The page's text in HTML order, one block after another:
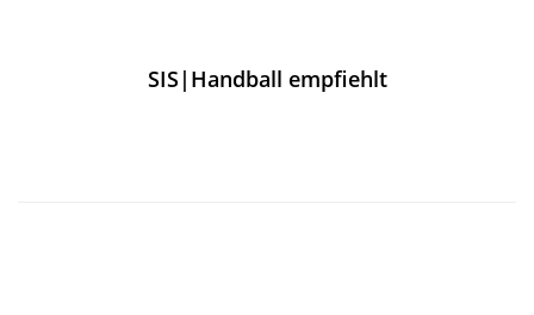
SIS|Handball empfiehlt